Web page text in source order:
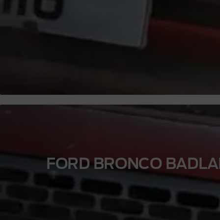
FORD BRONCO